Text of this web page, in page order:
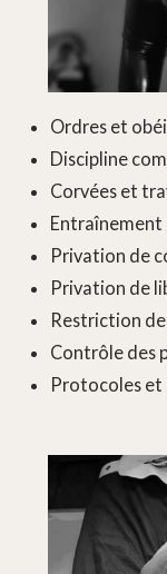
Ordres et
Discipline
Corvées et
Entraînement
Privation de
Privation de
Restriction
Contrôle des
Protocoles et